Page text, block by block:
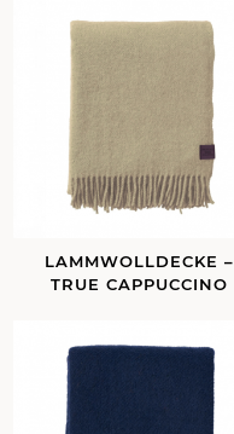
LAMMWOLLDECKE –
TRUE CAPPUCCINO